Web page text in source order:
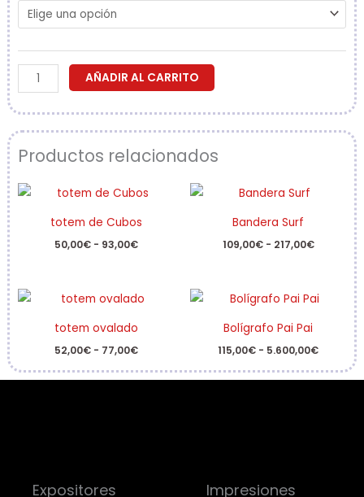
hasta
5.600,00€
cantidad
AÑADIR AL CARRITO
Productos relacionados
totem de Cubos
50,00€ - 93,00€
Rango
de
desde
50,00€
Bandera Surf
109,00€ - 217,00€
precios:
109,00€
totem ovalado
52,00€ - 77,00€
Rango
de
desde
52,00€
77,00€
Bolígrafo Pai Pai
115,00€ - 5.600,00€
Rango
de
precios:
115,00€
Expositores Impresiones